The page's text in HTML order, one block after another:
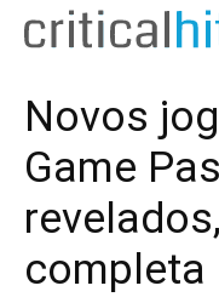
Novos
Game
completa